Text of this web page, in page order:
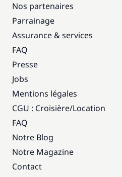
Nos partenaires
Parrainage
Assurance & services
FAQ
Presse
Jobs
Mentions légales
CGU : Croisière/Location
FAQ
Notre Blog
Notre Magazine
Contact